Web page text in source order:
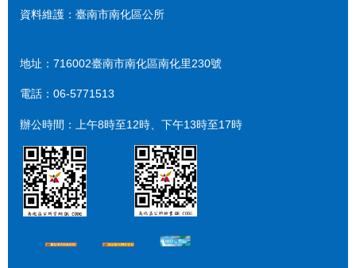
資料維護：臺南市南化區公所
地址：716002臺南市南化區南化里230號
電話：06-5771513
辦公時間：上午8時至12時、下午13時至17時